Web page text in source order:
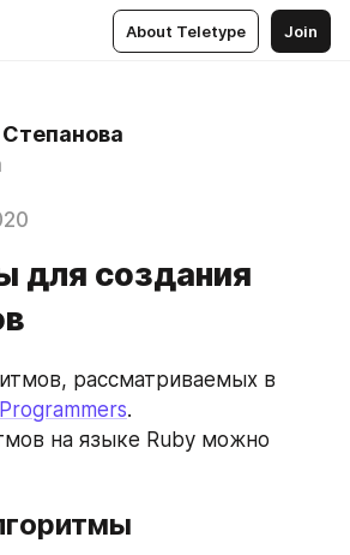
About Teletype Join
для создания
рассматриваемых в
.
на языке Ruby можно